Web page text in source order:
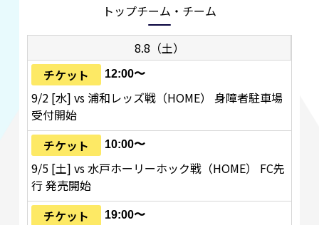
トップチーム・チーム
8.8（土）
チケット
12:00〜
9/2 [水] vs 浦和レッズ戦（HOME） 身障者駐車場
受付開始
チケット
10:00〜
9/5 [土] vs 水戸ホーリーホック戦（HOME） FC先
行 発売開始
チケット
19:00〜